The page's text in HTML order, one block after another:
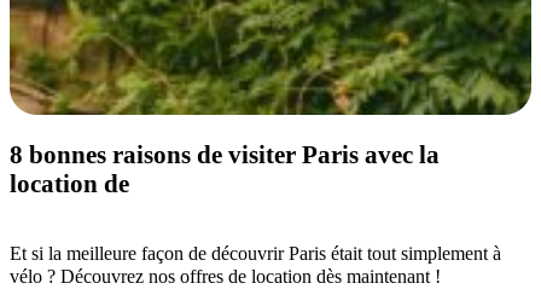
8 bonnes raisons de visiter Paris avec la
location de
Et si la meilleure façon de découvrir Paris était tout simplement à
vélo ? Découvrez nos offres de location dès maintenant !